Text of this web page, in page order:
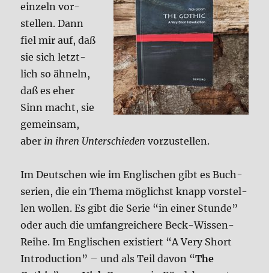
ein­zeln vor­
stel­len. Dann
fiel mir auf, daß
sie sich letzt­
lich so ähneln,
daß es eher
Sinn macht, sie
gemein­sam,
aber in ihren Unter­schie­den vor­zu­stel­len.
Im Deut­schen wie im Eng­li­schen gibt es Buch­
seri­en, die ein The­ma mög­lichst knapp vor­stel­
len wol­len. Es gibt die Serie “in einer Stun­de”
oder auch die umfang­rei­che­re Beck-Wis­sen-
Rei­he. Im Eng­li­schen exi­stiert “A Very Short
Intro­duc­tion” – und als Teil davon “The